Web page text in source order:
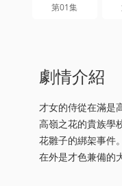
第01集
劇情介紹
才女的侍從在滿
高嶺之花的貴族學
花雛子的綁架事件
在外是才色兼備的